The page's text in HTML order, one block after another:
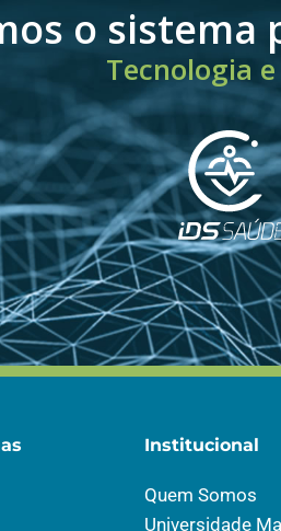
o sistema
Tecnologia
Institucional
Quem Somos
Universidade